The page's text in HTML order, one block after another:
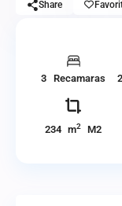
Share
3 Recamaras
234 m2 M2